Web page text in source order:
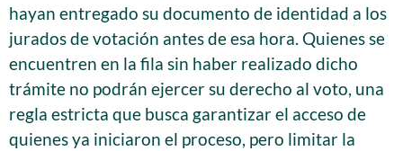
hayan entregado su documento de identidad a los
jurados de votación antes de esa hora. Quienes se
encuentren en la fila sin haber realizado dicho
trámite no podrán ejercer su derecho al voto, una
regla estricta que busca garantizar el acceso de
quienes ya iniciaron el proceso, pero limitar la